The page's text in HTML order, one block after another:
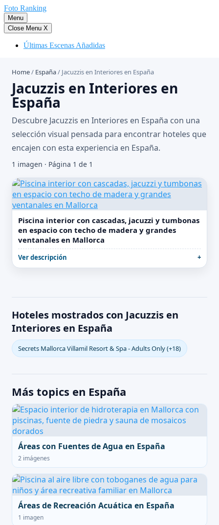
Saltar
al
contenido
Foto Ranking
Menu
Close Menu X
Últimas Escenas Añadidas
Home/ España/ Jacuzzis en Interiores en España
Jacuzzis en Interiores en
España
Descubre Jacuzzis en Interiores en España con una
selección visual pensada para encontrar hoteles que
encajen con esta experiencia en España.
1 imagen · Página 1 de 1
Piscina interior con cascadas, jacuzzi y tumbonas
en espacio con techo de madera y grandes
ventanales en Mallorca
Ver descripción
Hoteles mostrados con Jacuzzis en
Interiores en España
Secrets Mallorca Villamil Resort & Spa - Adults Only (+18)
Más topics en España
Áreas con Fuentes de Agua en España
2 imágenes
Áreas de Recreación Acuática en España
1 imagen